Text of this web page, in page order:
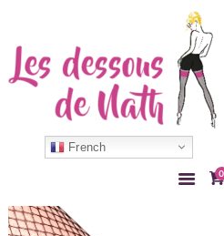
French
0
ACCUEIL
BAS